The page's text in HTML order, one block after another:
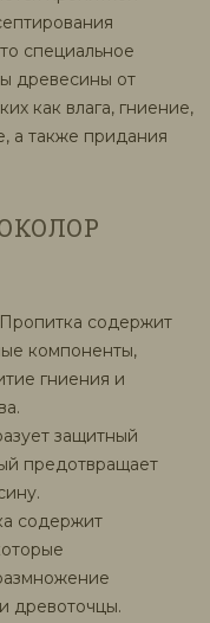
специальное
древесины от
как влага, гниение,
а также придания
содержит
компоненты,
гниения и
защитный
предотвращает
содержит
древоточцы.